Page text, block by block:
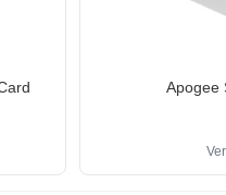
Apogee